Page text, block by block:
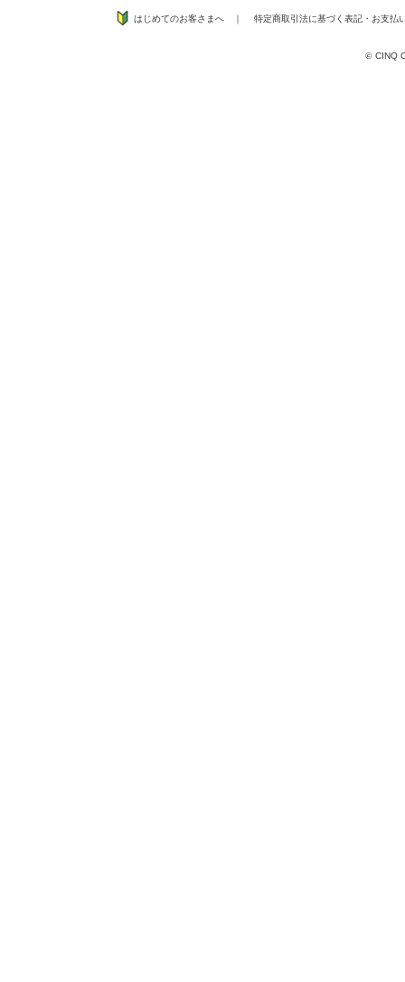
はじめてのお客さまへ ｜ 特定商取引法に基づく表記 ・ お支払
© CINQ